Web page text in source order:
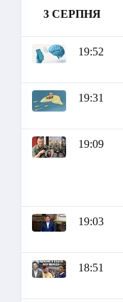
3 СЕРПНЯ
19:52
19:31
19:09
19:03
18:51